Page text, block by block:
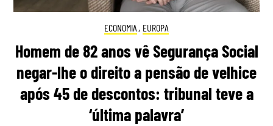
ECONOMIA , EUROPA
Homem de 82 anos vê Segurança Social
negar-lhe o direito a pensão de velhice
após 45 de descontos: tribunal teve a
‘última palavra’